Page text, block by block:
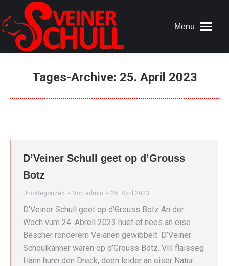
Menu
Tages-Archive: 25. April 2023
D’Veiner Schull geet op d’Grouss
Botz
Uncategorized Von admin 25. April 2023
D’Veiner Schull geet op d’Grouss Botz An der
Woch vum 24. Abrëll 2023 huet et nees an eise
Bëscher ronderëm Veianen gewibbelt: D’Veiner
Schoulkanner waren op d’Grouss Botz. Vill fläisseg
Hänn hunn den Dreck, deen leider an eiser Natur